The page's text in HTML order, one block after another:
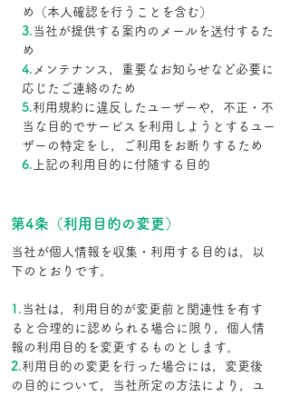
め（本人確認を行うことを含む）
3. 当社が提供する案内のメールを送付するた
め
4. メンテナンス，重要なお知らせなど必要に
応じたご連絡のため
5.利用規約に違反したユーザーや，不正・不
当な目的でサービスを利用しようとするユー
ザーの特定をし，ご利用をお断りするため
6. 上記の利用目的に付随する目的
第4条（利用目的の変更）
当社が個人情報を収集・利用する目的は，以
下のとおりです。
1. 当社は，利用目的が変更前と関連性を有す
ると合理的に認められる場合に限り，個人情
報の利用目的を変更するものとします。
2.利用目的の変更を行った場合には，変更後
の目的について，当社所定の方法により，ユ